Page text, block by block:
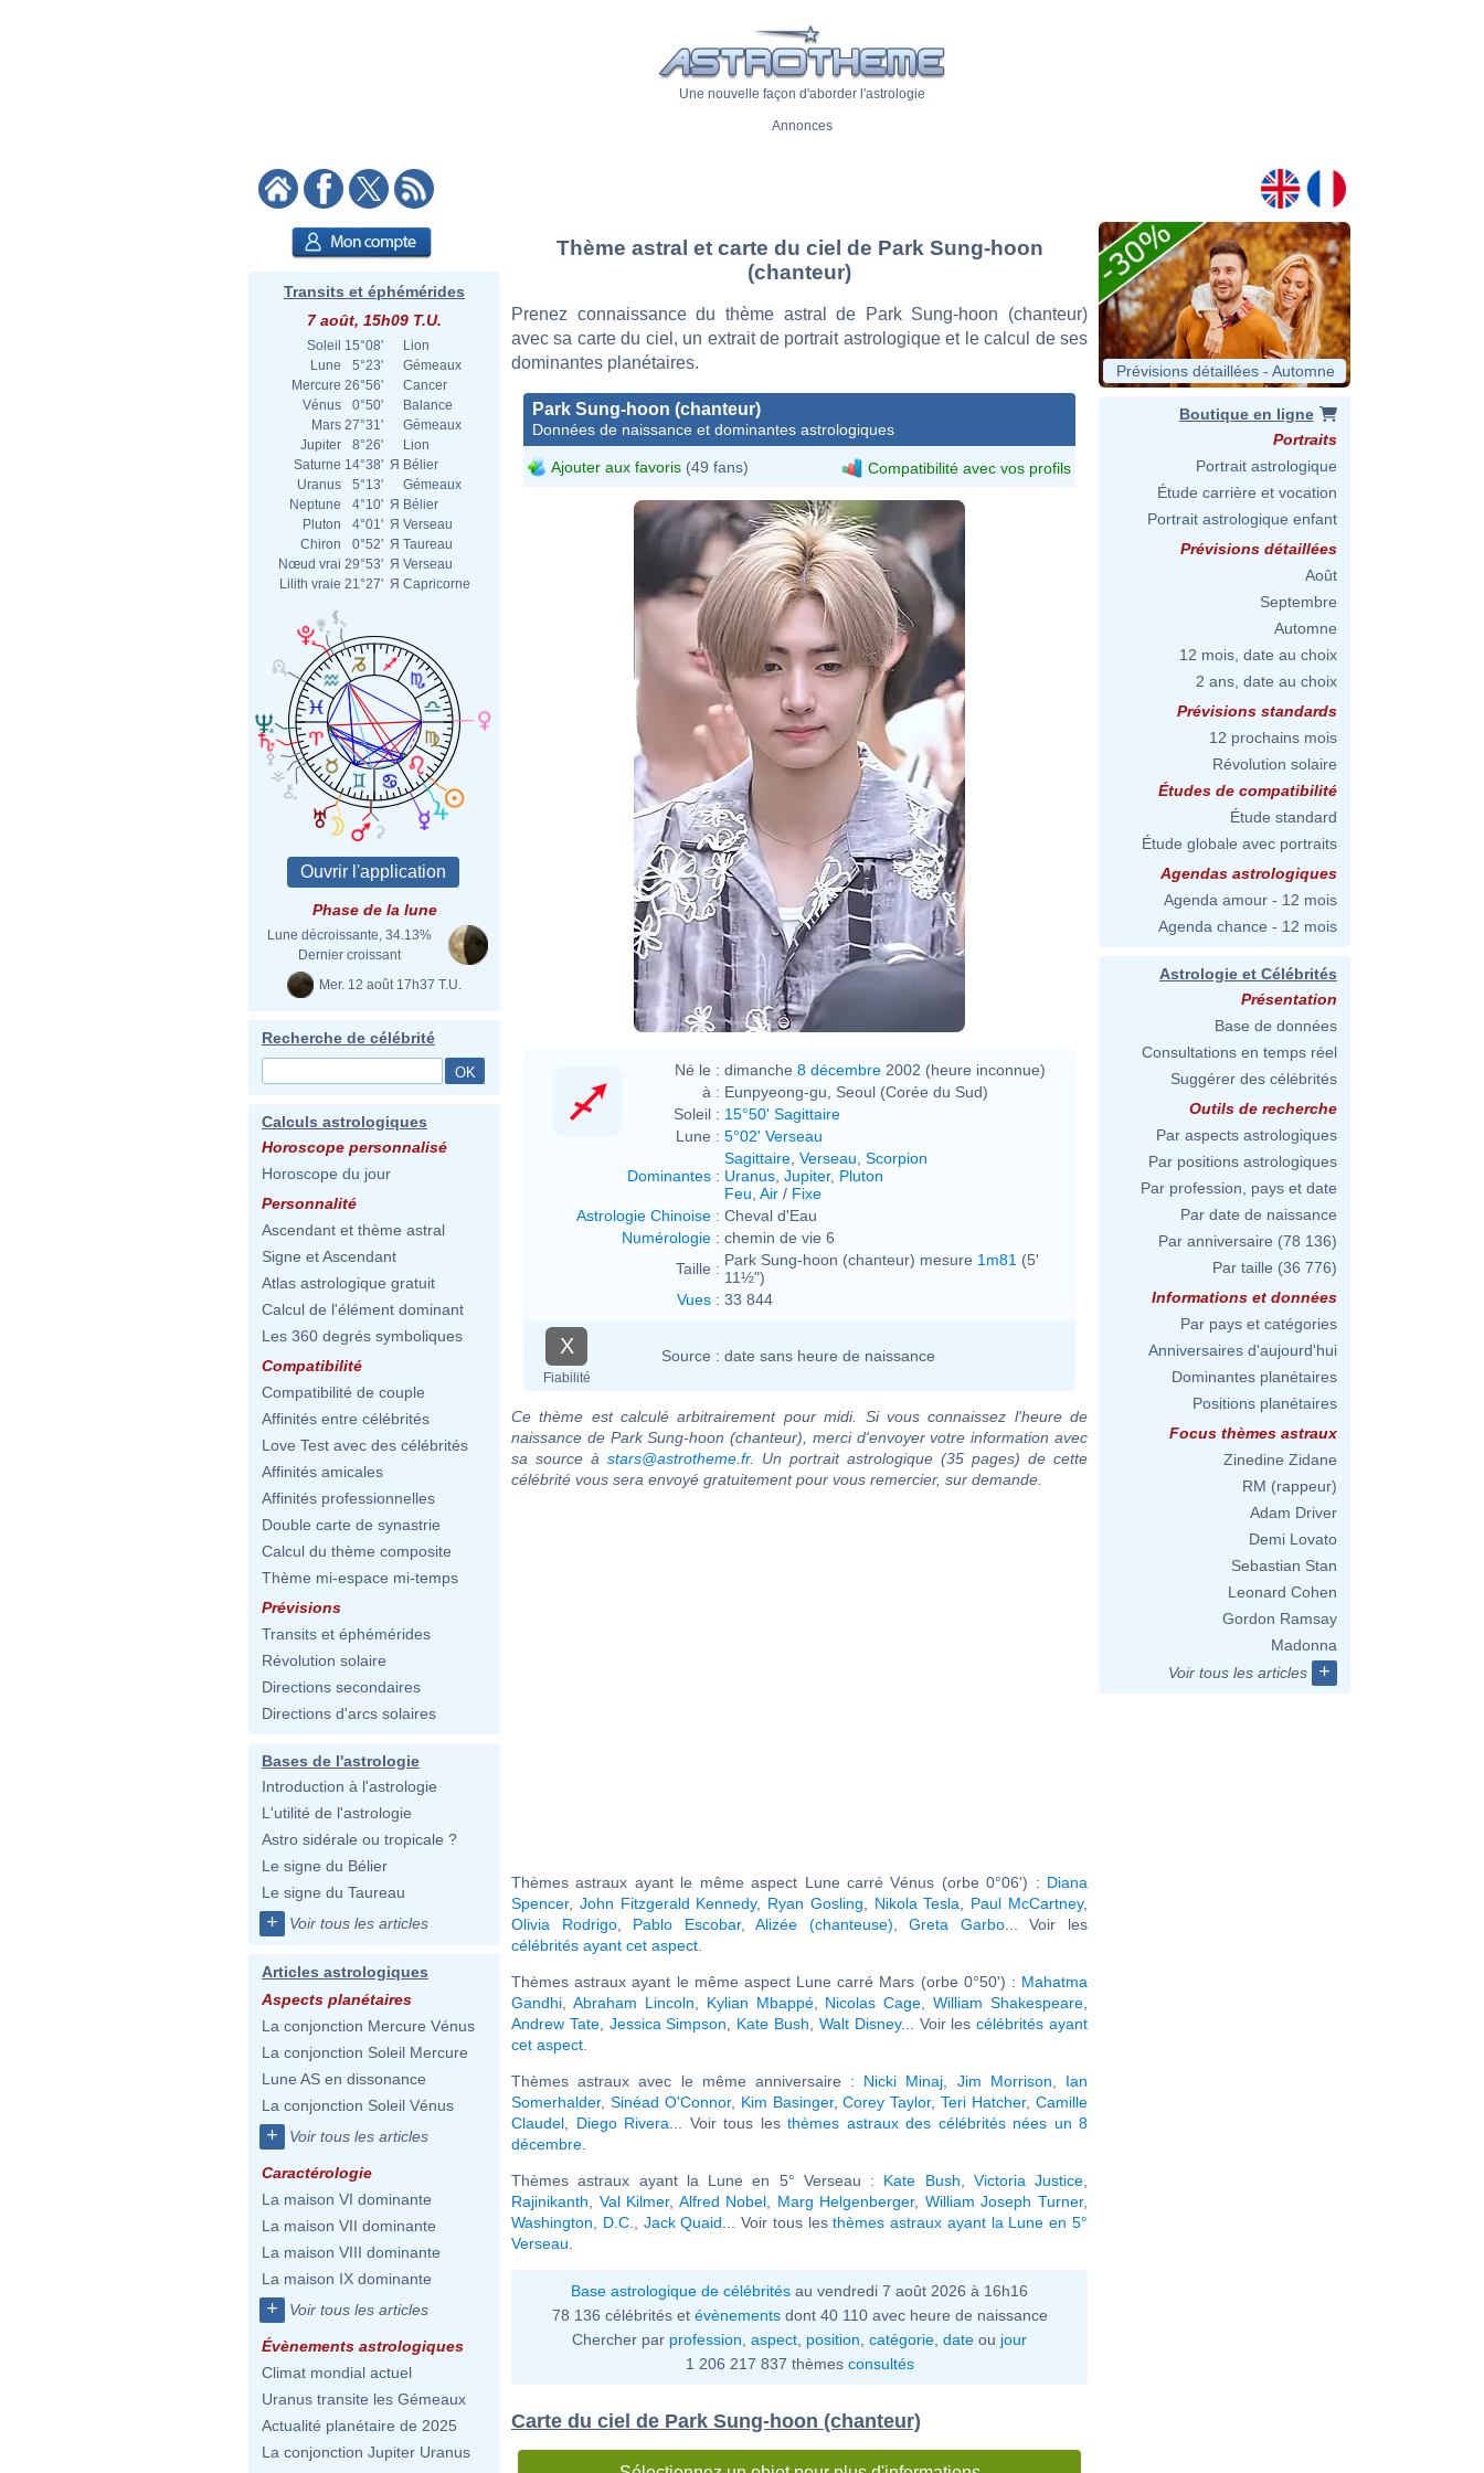
Une nouvelle façon d'aborder l'astrologie
Annonces
Transits et éphémérides
7 août, 15h09 T.U.
Soleil 15°08'
Lion
Lune
5°23'
Gémeaux
Mercure 26°56'
Cancer
Vénus
0°50'
Balance
Mars 27°31'
Gémeaux
Jupiter
8°26'
Lion
Saturne 14°38' Я Bélier
Uranus
5°13'
Gémeaux
Neptune
4°10' Я Bélier
Pluton
4°01' Я Verseau
Chiron
0°52' Я Taureau
Nœud vrai 29°53' Я Verseau
Lilith vraie 21°27' Я Capricorne
Phase de la lune
Lune décroissante, 34.13%
Dernier croissant
Mer. 12 août 17h37 T.U.
Recherche de célébrité
Calculs astrologiques
Horoscope personnalisé
Horoscope du jour
Personnalité
Ascendant et thème astral
Signe et Ascendant
Atlas astrologique gratuit
Calcul de l'élément dominant
Les 360 degrés symboliques
Compatibilité
Compatibilité de couple
Affinités entre célébrités
Love Test avec des célébrités
Affinités amicales
Affinités professionnelles
Double carte de synastrie
Calcul du thème composite
Thème mi-espace mi-temps
Prévisions
Transits et éphémérides
Révolution solaire
Directions secondaires
Directions d'arcs solaires
Bases de l'astrologie
Introduction à l'astrologie
L'utilité de l'astrologie
Astro sidérale ou tropicale ?
Le signe du Bélier
Le signe du Taureau
+ Voir tous les articles
Articles astrologiques
Aspects planétaires
La conjonction Mercure Vénus
La conjonction Soleil Mercure
Lune AS en dissonance
La conjonction Soleil Vénus
+ Voir tous les articles
Caractérologie
La maison VI dominante
La maison VII dominante
La maison VIII dominante
La maison IX dominante
+ Voir tous les articles
Évènements astrologiques
Climat mondial actuel
Uranus transite les Gémeaux
Actualité planétaire de 2025
La conjonction Jupiter Uranus
Thème astral et carte du ciel de Park Sung-hoon
(chanteur)
Prenez connaissance du thème astral de Park Sung-hoon (chanteur)
avec sa carte du ciel, un extrait de portrait astrologique et le calcul de ses
dominantes planétaires.
Park Sung-hoon (chanteur)
Données de naissance et dominantes astrologiques
Ajouter aux favoris (49 fans) Compatibilité avec vos profils
Né le : dimanche 8 décembre 2002 (heure inconnue)
à : Eunpyeong-gu, Seoul (Corée du Sud)
Soleil : 15°50' Sagittaire
Lune : 5°02' Verseau
Dominantes :
Sagittaire Verseau Scorpion
Uranus Jupiter, Pluton
Feu Air / Fixe
Astrologie Chinoise : Cheval d'Eau
Numérologie : chemin de vie 6
Taille : Park Sung-hoon (chanteur) mesure 1m81 (5'
11½")
Vues : 33 844
X
Fiabilité
Source : date sans heure de naissance
Ce thème est calculé arbitrairement pour midi. Si vous connaissez l'heure de
naissance de Park Sung-hoon (chanteur), merci d'envoyer votre information avec
sa source à stars@astrotheme.fr. Un portrait astrologique (35 pages) de cette
célébrité vous sera envoyé gratuitement pour vous remercier, sur demande.
Thèmes astraux ayant le même aspect Lune carré Vénus (orbe 0°06') : Diana
Spencer, John Fitzgerald Kennedy, Ryan Gosling Nikola Tesla Paul McCartney,
Olivia Rodrigo, Pablo Escobar,Alizée (chanteuse) ,Greta Garbo... Voir les
célébrités ayant cet aspect
Thèmes astraux ayant le même aspect Lune carré Mars (orbe 0°50') : Mahatma
Gandhi
Abraham Lincoln Kylian Mbappé, Nicolas Cage ,William Shakespeare
Andrew Tate, Jessica Simpson Kate Bush Walt Disney... Voir lescélébrités ayant
cet aspect
Thèmes astraux avec le même anniversaire : Nicki Minaj Jim Morrison
Ian
Somerhalder, Sinéad O'Connor, Kim Basinger,Corey Taylor,Teri Hatcher,Camille
Claudel
Diego Rivera ... Voir tous les thèmes astraux des célébrités nées un 8
décembre
Thèmes astraux ayant la Lune en 5° Verseau : Kate Bush Victoria Justice
Rajinikanth
Val Kilmer, Alfred Nobel Marg Helgenberger, William Joseph Turner,
Washington, D.C.
Jack Quaid ... Voir tous lesthèmes astraux ayant la Lune en 5°
Verseau
Base astrologique de célébrités au vendredi 7 août 2026 à 16h16
78 136 célébrités et évènementsdont 40 110 avec heure de naissance
Chercher par profession aspect position catégorie date ou jour
1 206 217 837 thèmes consultés
Carte du ciel de Park Sung-hoon (chanteur)
Prévisions détaillées - Automne
Boutique en ligne
Portraits
Portrait astrologique
Étude carrière et vocation
Portrait astrologique enfant
Prévisions détaillées
Août
Septembre
Automne
12 mois, date au choix
2 ans, date au choix
Prévisions standards
12 prochains mois
Révolution solaire
Études de compatibilité
Étude standard
Étude globale avec portraits
Agendas astrologiques
Agenda amour - 12 mois
Agenda chance - 12 mois
Astrologie et Célébrités
Présentation
Base de données
Consultations en temps réel
Suggérer des célébrités
Outils de recherche
Par aspects astrologiques
Par positions astrologiques
Par profession, pays et date
Par date de naissance
Par anniversaire (78 136)
Par taille (36 776)
Informations et données
Par pays et catégories
Anniversaires d'aujourd'hui
Dominantes planétaires
Positions planétaires
Focus thèmes astraux
Zinedine Zidane
RM (rappeur)
Adam Driver
Demi Lovato
Sebastian Stan
Leonard Cohen
Gordon Ramsay
Madonna
Voir tous les articles
+